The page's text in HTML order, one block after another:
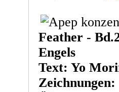
Feather -
Engels
Text: Yo